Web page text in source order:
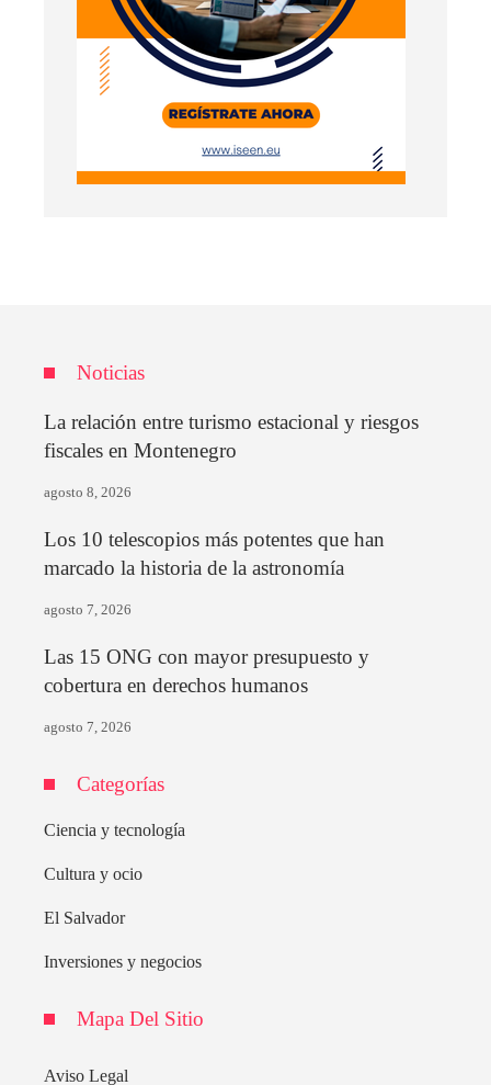
Noticias
La relación entre turismo estacional y riesgos
fiscales en Montenegro
agosto 8, 2026
Los 10 telescopios más potentes que han
marcado la historia de la astronomía
agosto 7, 2026
Las 15 ONG con mayor presupuesto y
cobertura en derechos humanos
agosto 7, 2026
Categorías
Ciencia y tecnología
Cultura y ocio
El Salvador
Inversiones y negocios
Mapa Del Sitio
Aviso Legal